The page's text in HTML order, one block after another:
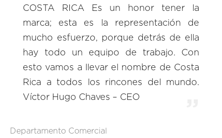
COSTA RICA Es un honor tener la
marca; esta es la representación de
mucho esfuerzo, porque detrás de ella
hay todo un equipo de trabajo. Con
esto vamos a llevar el nombre de Costa
Rica a todos los rincones del mundo.
Víctor Hugo Chaves – CEO
Departamento Comercial